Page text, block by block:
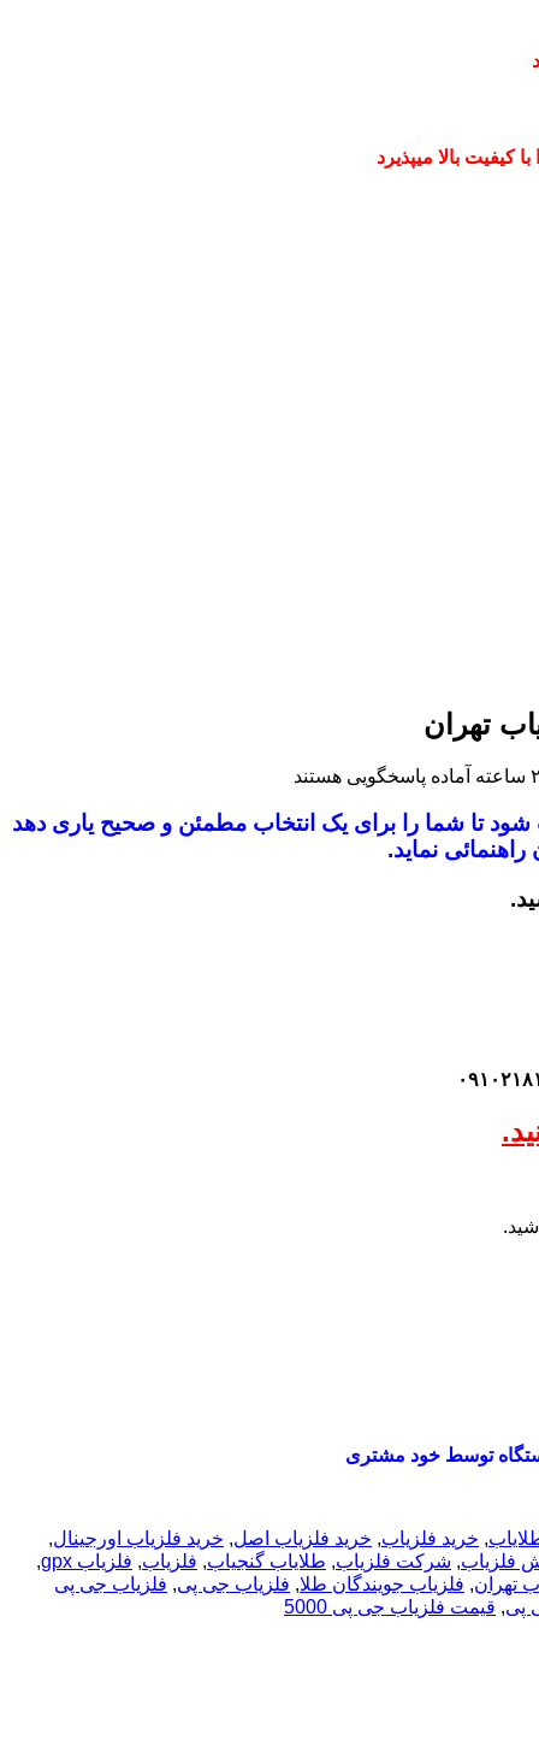
بالا میپذیرد
تهران
شودتا شما را برای یک انتخاب مطمئن و صحیح یاری دهد
نماید.
توسط خود مشتری
, خرید فلزیاب, خرید فلزیاب اصل, خرید فلزیاب اورجینال,
فلزیاب, شرکت فلزیاب, طلایاب گنجیاب, فلزیاب, فلزیاب gpx
,
تهران, فلزیاب جویندگان طلا, فلزیاب جی پی, فلزیاب جی پی
پی, قیمت فلزیاب جی پی 5000